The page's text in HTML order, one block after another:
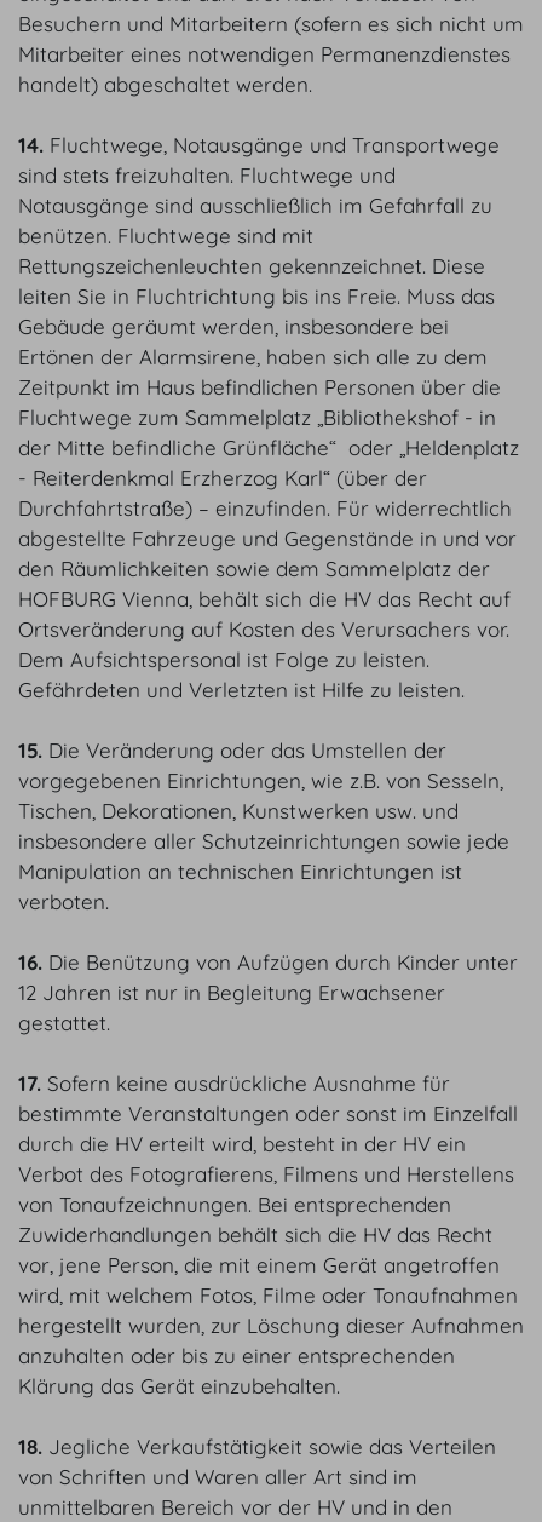
Besuchern und Mitarbeitern (sofern es sich nicht um
Mitarbeiter eines notwendigen Permanenzdienstes
handelt) abgeschaltet werden.
14. Fluchtwege, Notausgänge und Transportwege
sind stets freizuhalten. Fluchtwege und
Notausgänge sind ausschließlich im Gefahrfall zu
benützen. Fluchtwege sind mit
Rettungszeichenleuchten gekennzeichnet. Diese
leiten Sie in Fluchtrichtung bis ins Freie. Muss das
Gebäude geräumt werden, insbesondere bei
Ertönen der Alarmsirene, haben sich alle zu dem
Zeitpunkt im Haus befindlichen Personen über die
Fluchtwege zum Sammelplatz „Bibliothekshof - in
der Mitte befindliche Grünfläche“ oder „Heldenplatz
- Reiterdenkmal Erzherzog Karl“ (über der
Durchfahrtstraße) – einzufinden. Für widerrechtlich
abgestellte Fahrzeuge und Gegenstände in und vor
den Räumlichkeiten sowie dem Sammelplatz der
HOFBURG Vienna, behält sich die HV das Recht auf
Ortsveränderung auf Kosten des Verursachers vor.
Dem Aufsichtspersonal ist Folge zu leisten.
Gefährdeten und Verletzten ist Hilfe zu leisten.
15. Die Veränderung oder das Umstellen der
vorgegebenen Einrichtungen, wie z.B. von Sesseln,
Tischen, Dekorationen, Kunstwerken usw. und
insbesondere aller Schutzeinrichtungen sowie jede
Manipulation an technischen Einrichtungen ist
verboten.
16. Die Benützung von Aufzügen durch Kinder unter
12 Jahren ist nur in Begleitung Erwachsener
gestattet.
17. Sofern keine ausdrückliche Ausnahme für
bestimmte Veranstaltungen oder sonst im Einzelfall
durch die HV erteilt wird, besteht in der HV ein
Verbot des Fotografierens, Filmens und Herstellens
von Tonaufzeichnungen. Bei entsprechenden
Zuwiderhandlungen behält sich die HV das Recht
vor, jene Person, die mit einem Gerät angetroffen
wird, mit welchem Fotos, Filme oder Tonaufnahmen
hergestellt wurden, zur Löschung dieser Aufnahmen
anzuhalten oder bis zu einer entsprechenden
Klärung das Gerät einzubehalten.
18. Jegliche Verkaufstätigkeit sowie das Verteilen
von Schriften und Waren aller Art sind im
unmittelbaren Bereich vor der HV und in den